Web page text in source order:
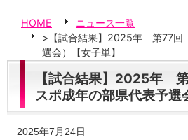
HOME
ニュース一覧
>【試合結果】2025年 第77回
選会）【女子単】
【試合結果】2025年
スポ成年の部県代表予選
2025年7月24日